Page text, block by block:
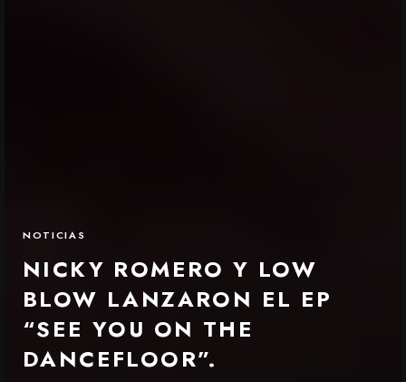
NOTICIAS
NICKY ROMERO Y LOW
BLOW LANZARON EL EP
“SEE YOU ON THE
DANCEFLOOR”.